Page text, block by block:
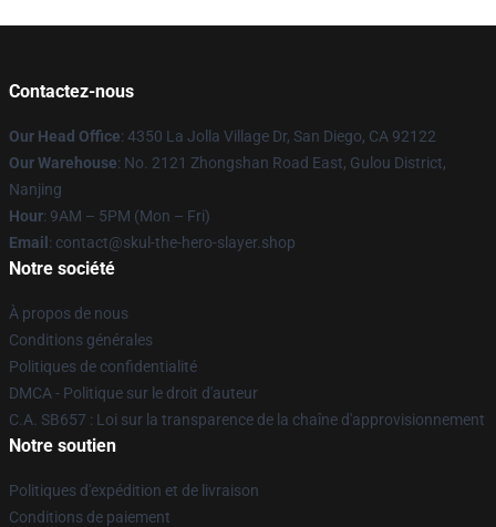
Contactez-nous
Our Head Office: 4350 La Jolla Village Dr, San Diego, CA 92122
Our Warehouse: No. 2121 Zhongshan Road East, Gulou District,
Nanjing
Hour: 9AM – 5PM (Mon – Fri)
Email : contact@skul-the-hero-slayer.shop
Notre société
À propos de nous
Conditions générales
Politiques de confidentialité
DMCA - Politique sur le droit d'auteur
C.A. SB657 : Loi sur la transparence de la chaîne d'approvisionnement
Notre soutien
Politiques d'expédition et de livraison
Conditions de paiement